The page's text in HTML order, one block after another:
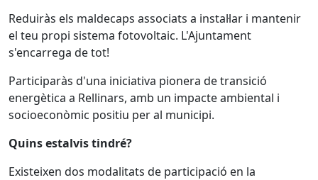
Reduiràs els maldecaps associats a instal·lar i mantenir
el teu propi sistema fotovoltaic. L'Ajuntament
s'encarrega de tot!
Participaràs d'una iniciativa pionera de transició
energètica a Rellinars, amb un impacte ambiental i
socioeconòmic positiu per al municipi.
Quins estalvis tindré?
Existeixen dos modalitats de participació en la